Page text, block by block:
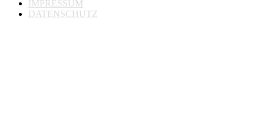
IMPRESSUM
DATENSCHUTZ